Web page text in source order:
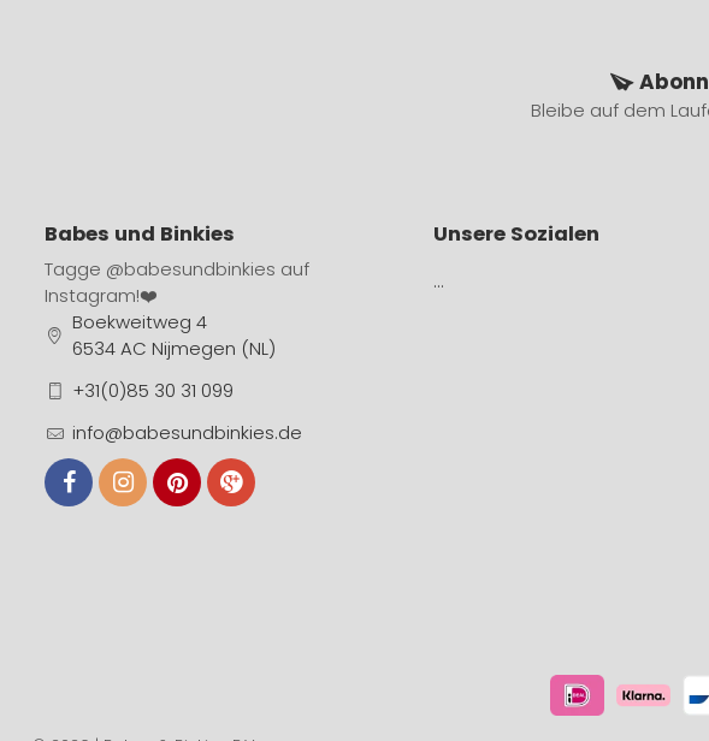
Bleibe auf dem
Babes und Binkies
Tagge @babesundbinkies auf
Instagram!❤️
Boekweitweg 4
6534 AC Nijmegen (NL)
+31(0)85 30 31 099
info@babesundbinkies.de
Unsere Sozialen
…